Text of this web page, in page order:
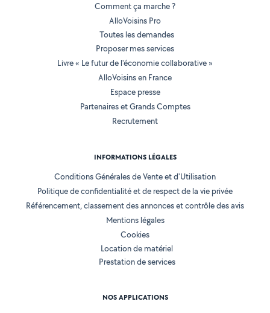
Comment ça marche ?
AlloVoisins Pro
Toutes les demandes
Proposer mes services
Livre « Le futur de l'économie collaborative »
AlloVoisins en France
Espace presse
Partenaires et Grands Comptes
Recrutement
INFORMATIONS LÉGALES
Conditions Générales de Vente et d'Utilisation
Politique de confidentialité et de respect de la vie privée
Référencement, classement des annonces et contrôle des avis
Mentions légales
Cookies
Location de matériel
Prestation de services
NOS APPLICATIONS